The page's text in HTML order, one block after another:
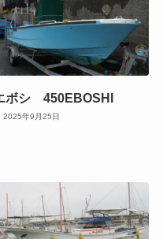
ボシ 450EBOSHI
2025年9月25日